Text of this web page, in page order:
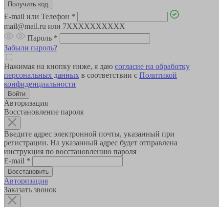
E-mail или Телефон *
mail@mail.ru или 7XXXXXXXXXX
Пароль *
Забыли пароль?
Нажимая на кнопку ниже, я даю согласие на обработку
персональных данных в соответствии с Политикой
конфиденциальности
Авторизация
Восстановление пароля
Введите адрес электронной почты, указанный при
регистрации. На указанный адрес будет отправлена
инструкция по восстановлению пароля
E-mail *
Авторизация
Заказать звонок